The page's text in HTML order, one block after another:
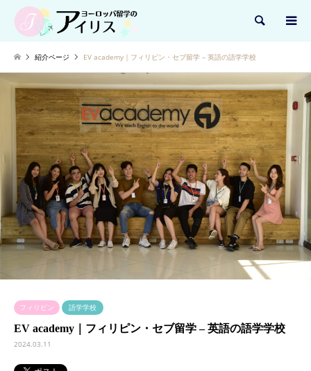
検索
紹介ページ EV academy｜フィリピン・セブ留学 – 英語の語学学校
フィリピン 語学学校
EV academy｜フィリピン・セブ留学 – 英語の語学学校
2024.03.11